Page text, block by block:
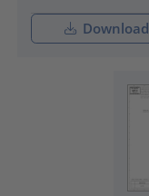
Download